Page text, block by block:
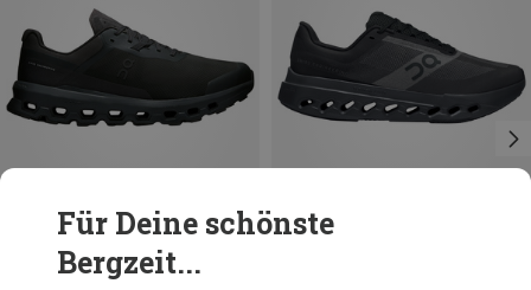
Du sparst 20%
Für Deine schönste
Bergzeit...